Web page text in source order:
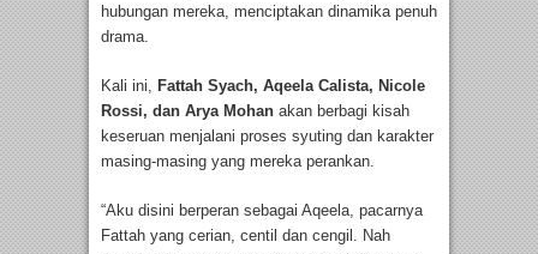
hubungan mereka, menciptakan dinamika penuh
drama.
Kali ini, Fattah Syach, Aqeela Calista, Nicole
Rossi, dan Arya Mohan akan berbagi kisah
keseruan menjalani proses syuting dan karakter
masing-masing yang mereka perankan.
“Aku disini berperan sebagai Aqeela, pacarnya
Fattah yang cerian, centil dan cengil. Nah